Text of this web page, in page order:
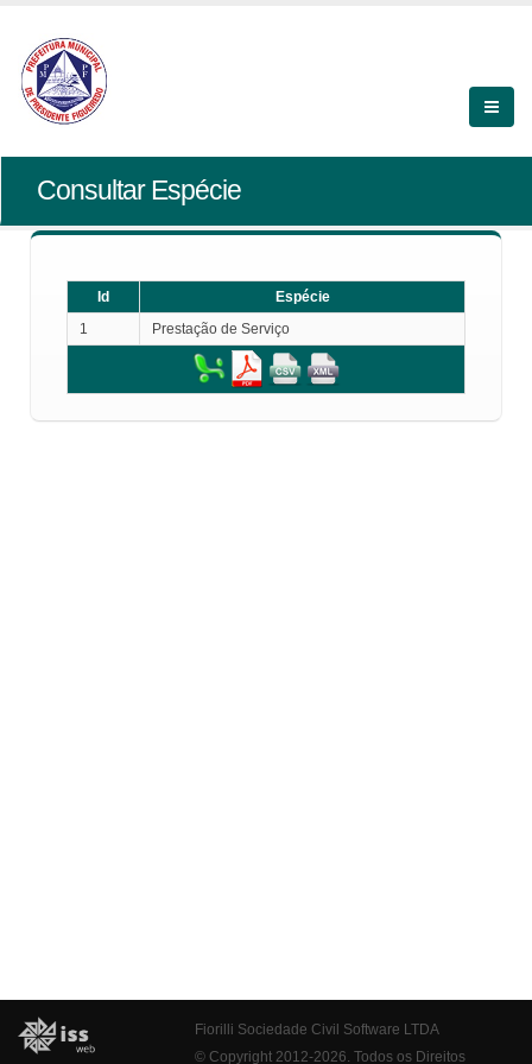
Consultar Espécie
Id
Espécie
1
Prestação de Serviço
Fiorilli Sociedade Civil Software LTDA
© Copyright 2012-2026. Todos os Direitos